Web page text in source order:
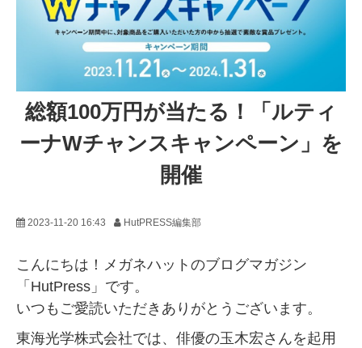
🛒オンラインショップ
総額100万円が当たる！「ルティ
ーナWチャンスキャンペーン」を
開催
2023-11-20 16:43 HutPRESS編集部
こんにちは！メガネハットのブログマガジン
「HutPress」です。
いつもご愛読いただきありがとうございます。
東海光学株式会社では、俳優の玉木宏さんを起用